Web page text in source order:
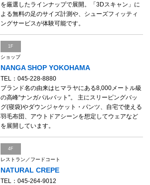
を厳選したラインナップで展開。「3Dスキャン」に
よる無料の足のサイズ計測や、シューズフィッティ
ングサービスが体験可能です。
1F
ショップ
NANGA SHOP YOKOHAMA
TEL：045-228-8880
ブランド名の由来はヒマラヤにある8,000メートル級
の高峰“ナンガパルバット”。 主にスリーピングバッ
グ(寝袋)やダウンジャケット・パンツ、自宅で使える
羽毛布団、アウトドアシーンを想定してウェアなど
を展開しています。
4F
レストラン／フードコート
NATURAL CREPE
TEL：045-264-9012